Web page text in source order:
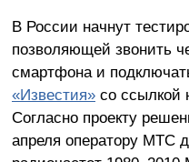
В России начнут
позволяющей звонить
смартфона и
«Известия»со ссылкой
Согласно проекту
апреля оператору МТС